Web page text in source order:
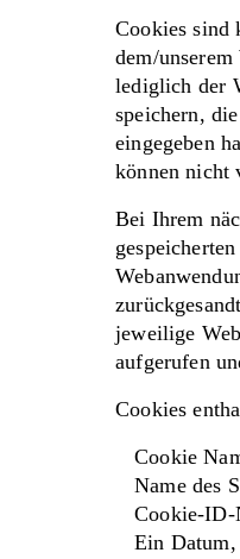
Cookies sind
dem/
lediglich der
speichern,
eingegeben
können nicht
Bei Ihrem
jeweilige
aufgerufen
Cookies
Cookie
Name des
Cookie-ID-
Ein Datum,